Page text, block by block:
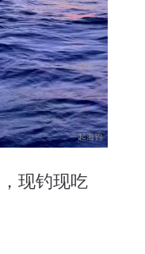
现钓现吃